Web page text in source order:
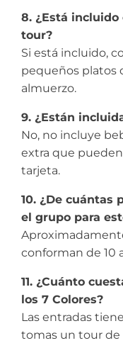
8. ¿Está
tour?
Si está incluido,
pequeños platos
almuerzo.
9. ¿Están
No, no incluye
extra que
tarjeta.
10. ¿De cuántas
el grupo para
conforman de 10
11. ¿Cuánto
los 7 Colores?
Las entradas
tomas un tour de